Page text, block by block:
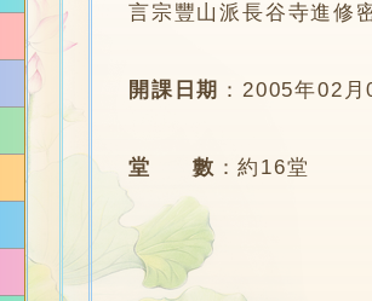
言宗豐山派長谷寺進修
開課日期 ：2005年02月
堂 數 ：約16堂